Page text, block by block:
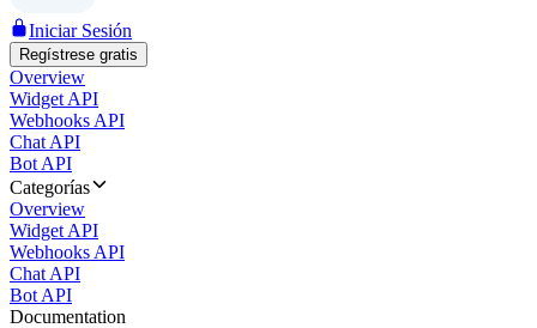
Iniciar Sesión
Regístrese gratis
Overview
Widget API
Webhooks API
Chat API
Bot API
Categorías
Overview
Widget API
Webhooks API
Chat API
Bot API
Documentation